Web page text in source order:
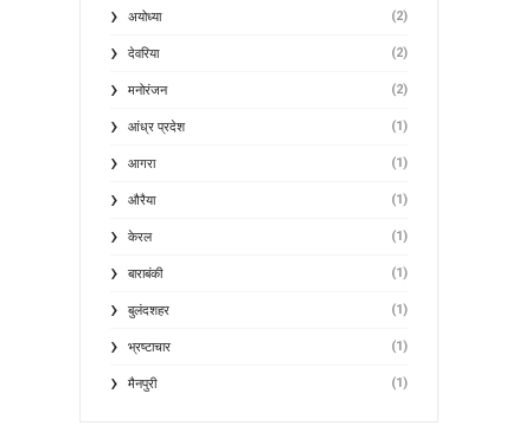
अयोध्या (2)
देवरिया (2)
मनोरंजन (2)
आंध्र प्रदेश (1)
आगरा (1)
औरैया (1)
केरल (1)
बाराबंकी (1)
बुलंदशहर (1)
भ्रष्टाचार (1)
मैनपुरी (1)